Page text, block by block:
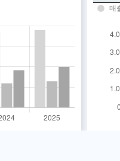
매